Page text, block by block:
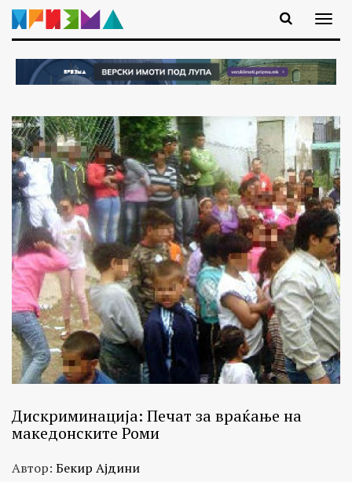
Дискриминација: Печат за враќање на
македонските Роми
Автор: Бекир Ајдини